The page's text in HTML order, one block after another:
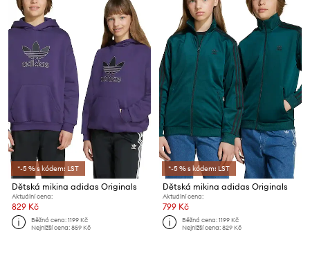
*-5 % s kódem: LST
Dětská mikina adidas Originals
Aktuální cena:
829 Kč
Běžná cena:1199 Kč
Nejnižší cena:859 Kč
*-5 % s kódem: LST
Dětská mikina adidas Originals
Aktuální cena:
799 Kč
Běžná cena:1199 Kč
Nejnižší cena:829 Kč